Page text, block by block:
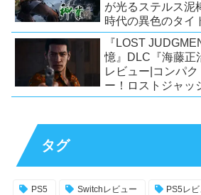
が光るステルス泥
時代の異色のタイ
【Switch/PS4/
『LOST
憶』DLC『海藤正
レビュー|コンパ
ー！ロストジャッ
せておすすめの満
タグ
PS5 Switchレビュー PS5レ